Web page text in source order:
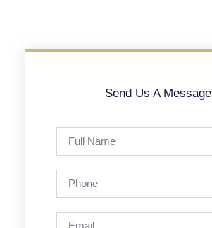
Send Us A Message